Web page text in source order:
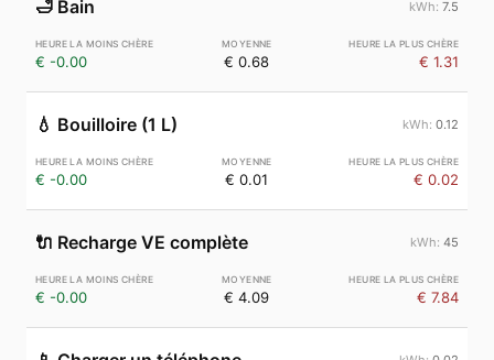
🛁 Bain 7.5
€ -0.00 € 0.68 € 1.31
💧 Bouilloire (1 L) 0.12
€ -0.00 € 0.01 € 0.02
🔌 Recharge VE complète 45
€ -0.00 € 4.09 € 7.84